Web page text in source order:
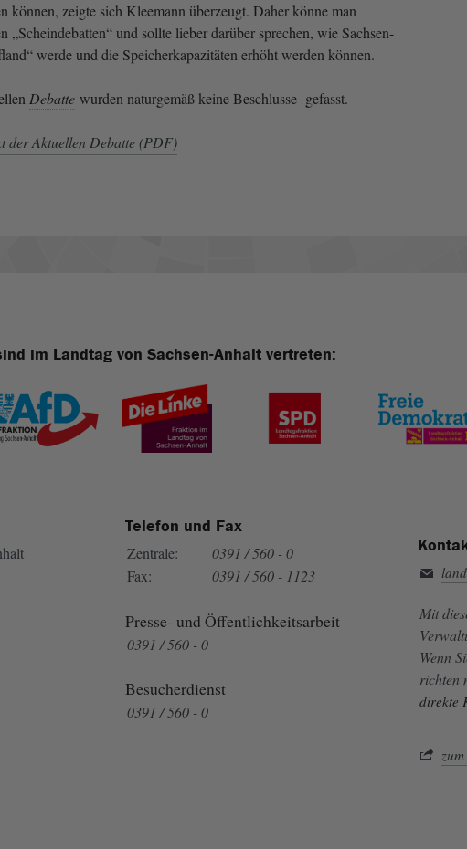
können, zeigte sich Kleemann überzeugt. Daher könne man
„Scheindebatten“ und sollte lieber darüber sprechen, wie Sachsen-
werde und die Speicherkapazitäten erhöht werden können.
Debatte wurden naturgemäß keine Beschlusse gefasst.
der Aktuellen Debatte (PDF)
im Landtag von Sachsen-Anhalt vertreten:
Telefon und Fax
Zentrale:
0391 / 560 - 0
Fax:
0391 / 560 - 1123
Presse- und Öffentlichkeitsarbeit
0391 / 560 - 0
Besucherdienst
0391 / 560 - 0
Mit
Wenn
richten
direkte